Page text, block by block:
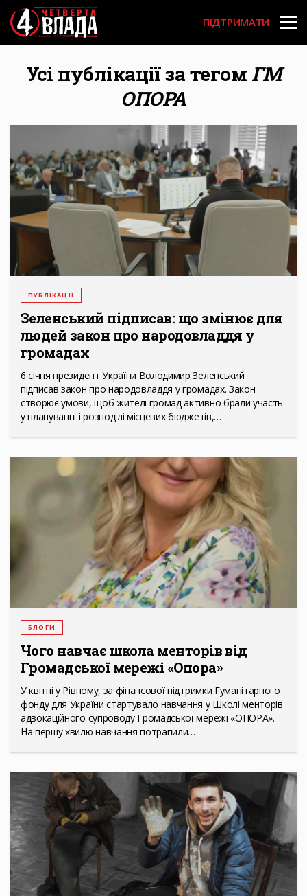
Перейти
до
основного
вмісту
User
account
menu
ПІДТРИМАТИ
Усі публікації за тегом ГМ
ОПОРА
ПУБЛІКАЦІЇ
Зеленський підписав: що змінює для
людей закон про народовладдя у
громадах
6 січня президент України Володимир Зеленський
підписав закон про народовладдя у громадах. Закон
створює умови, щоб жителі громад активно брали участь
у плануванні і розподілі місцевих бюджетів,…
БЛОГИ
Чого навчає школа менторів від
Громадської мережі «Опора»
У квітні у Рівному, за фінансової підтримки Гуманітарного
фонду для України стартувало навчання у Школі менторів
адвокаційного супроводу Громадської мережі «ОПОРА».
На першу хвилю навчання потрапили…